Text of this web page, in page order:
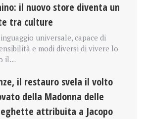
il nuovo store diventa un
tra culture
universale, capace di
e modi diversi di vivere lo
il…
il restauro svela il volto
della Madonna delle
attribuita a Jacopo